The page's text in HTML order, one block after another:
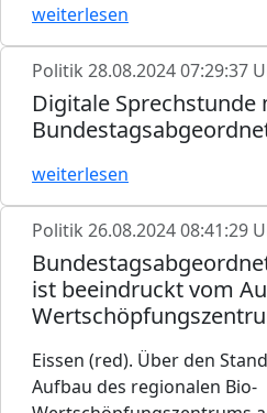
weiterlesen
Politik 28.08.2024 07:29:37
Digitale Sprechstunde
weiterlesen
Politik 26.08.2024 08:41:29
ist beeindruckt vom
Eissen (red). Über den
Aufbau des regionalen Bio-